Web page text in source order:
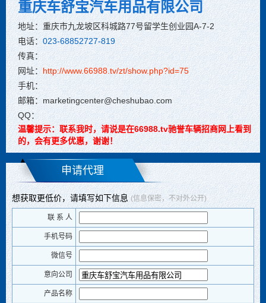
重庆车舒宝汽车用品有限公司
地址：重庆市九龙坡区科城路77号留学生创业园A-7-2
电话：023-68852727-819
传真：
网址： http://www.66988.tv/zt/show.php?id=75
手机：
邮箱：marketingcenter@cheshubao.com
QQ：
温馨提示：联系我时，请说是在66988.tv驰誉车辆招商网上看到
的，会有更多优惠，谢谢！
申请代理
想获取更低价，请填写如下信息(信息保密，不对外公开)
联 系 人
手机号码
微信号
意向公司
产品名称